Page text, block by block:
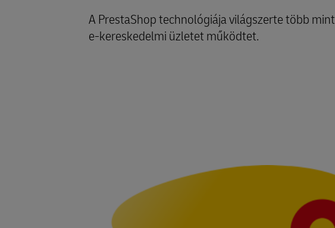
A PrestaShop technológiája világszerte több
e-kereskedelmi üzletet működtet.